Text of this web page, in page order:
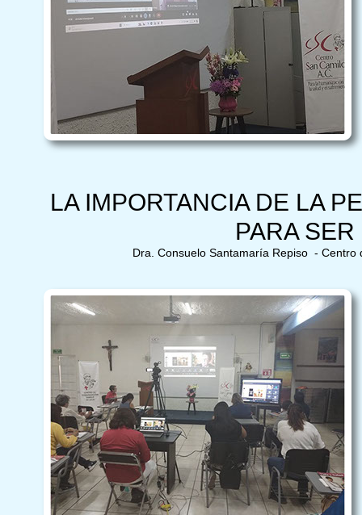
LA IMPORTANCIA DE LA
PARA
Dra. Consuelo Santamaría Repiso - Centro